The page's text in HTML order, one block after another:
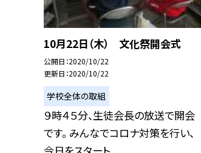
10月22日（木） 文化祭開会式
公開日 2020/10/22
更新日 2020/10/22
学校全体の取組
９時４５分、生徒会長の放送で開会
です。 みんなでコロナ対策を行い、